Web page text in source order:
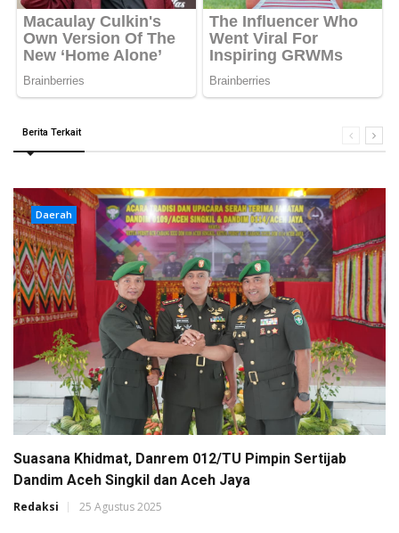
Berita Terkait
Daerah
Suasana Khidmat, Danrem 012/TU Pimpin Sertijab
Dandim Aceh Singkil dan Aceh Jaya
Redaksi 25 Agustus 2025